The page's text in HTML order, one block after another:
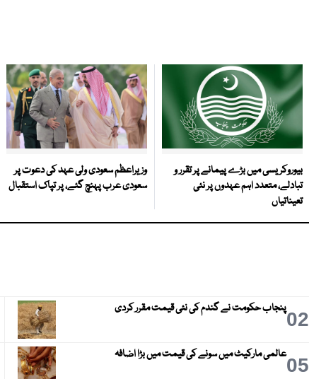
بیوروکریسی میں بڑے پیمانے پر تقرر و
تبادلے، متعدد اہم عہدوں پر نئی
تعیناتیاں
وزیراعظم سعودی ولی عہد کی دعوت پر
سعودی عرب پہنچ گئے، پر تپاک استقبال
02پنجاب حکومت نے گندم کی نئی قیمت مقرر کردی
05عالمی مارکیٹ میں سونے کی قیمت میں بڑا اضافہ